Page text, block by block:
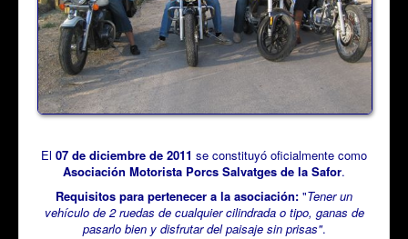
El 07 de diciembre de 2011 se constituyó oficialmente como
Asociación Motorista Porcs Salvatges de la Safor.
Requisitos para pertenecer a la asociación: "Tener un
vehículo de 2 ruedas de cualquier cilindrada o tipo, ganas de
pasarlo bien y disfrutar del paisaje sin prisas".